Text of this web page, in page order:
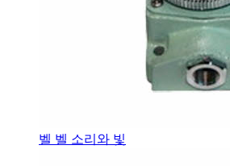
벨 벨 소리와 빛